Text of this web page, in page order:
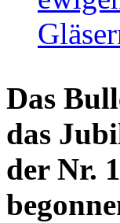
Das
das
der Nr.